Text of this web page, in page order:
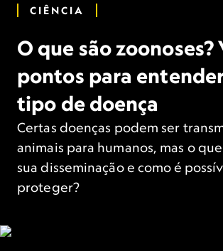
CIÊNCIA
O que são zoonoses?
pontos para
tipo de doença
Certas doenças podem ser
animais para humanos, mas o
sua disseminação e como é
proteger?